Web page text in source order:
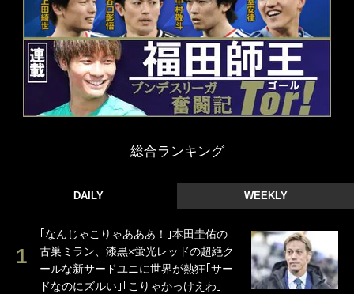
総合ランキング
DAILY WEEKLY
｢なんじゃこりゃあああ！｣本田圭佑の
古巣ミラン、漆黒×蛍光レッドの超絶ク
ールな新サードユニに世界が熱狂｢サー
ドなのにズルい｣｢こりゃかっけえわ｣